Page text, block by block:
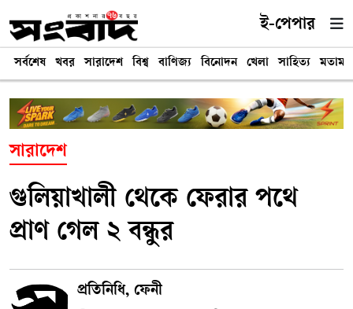
ই-পেপার
সর্বশেষ খবর সারাদেশ বিশ্ব বাণিজ্য বিনোদন খেলা সাহিত্য মতামত
সারাদেশ
গুলিয়াখালী থেকে ফেরার পথে
প্রাণ গেল ২ বন্ধুর
প্রতিনিধি, ফেনী